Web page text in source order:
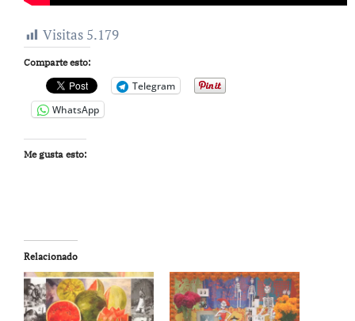
Visitas 5.179
Comparte esto:
Telegram
WhatsApp
Me gusta esto:
Relacionado